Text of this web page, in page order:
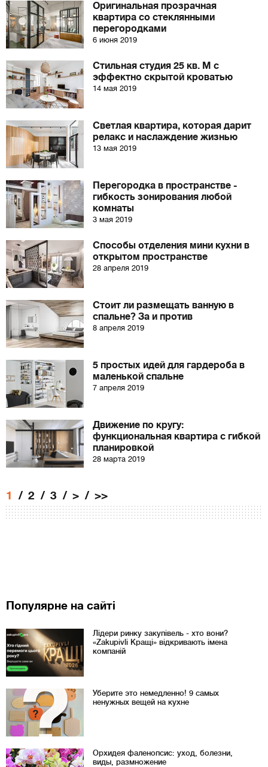
Оригинальная прозрачная
квартира со стеклянными
перегородками
6 июня 2019
Стильная студия 25 кв. М с
эффектно скрытой кроватью
14 мая 2019
Светлая квартира, которая дарит
релакс и наслаждение жизнью
13 мая 2019
Перегородка в пространстве -
гибкость зонирования любой
комнаты
3 мая 2019
Способы отделения мини кухни в
открытом пространстве
28 апреля 2019
Стоит ли размещать ванную в
спальне? За и против
8 апреля 2019
5 простых идей для гардероба в
маленькой спальне
7 апреля 2019
Движение по кругу:
функциональная квартира с гибкой
планировкой
28 марта 2019
1 2 3 > >>
Популярне на сайті
Лідери ринку закупівель - хто вони?
«Zakupivli Кращі» відкривають імена
компаній
Уберите это немедленно! 9 самых
ненужных вещей на кухне
Орхидея фаленопсис: уход, болезни,
виды, размножение